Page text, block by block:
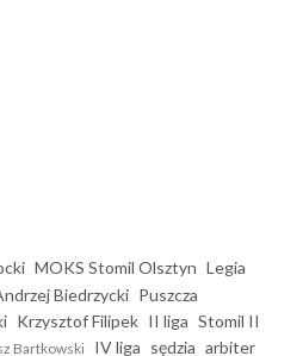
MOKS Stomil Olsztyn Legia
Biedrzycki Puszcza
Krzysztof Filipek II liga Stomil II
Bartkowski IV liga sędzia arbiter